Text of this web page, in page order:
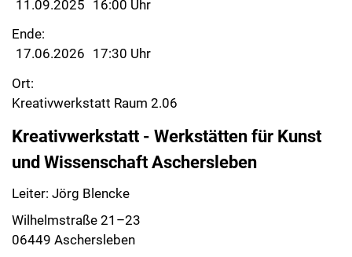
11.09.2025 16:00 Uhr
Ende:
17.06.2026 17:30 Uhr
Ort:
Kreativwerkstatt Raum 2.06
Kreativwerkstatt - Werkstätten für Kunst
und Wissenschaft Aschersleben
Leiter: Jörg Blencke
Wilhelmstraße 21–23
06449 Aschersleben